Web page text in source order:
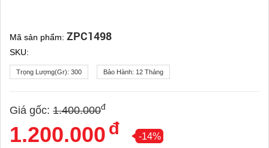
Mã sản phẩm: ZPC1498
SKU:
Trọng Lượng(gr): 300 Bảo Hành: 12 Tháng
Giá gốc: 1.400.000đ
1.200.000 đ -14%